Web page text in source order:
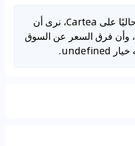
بناءً على السيارات المتوفرة حاليًا على Cartea، نرى أن
السعر TBD يُعد undefined، وأن فرق السعر عن السوق